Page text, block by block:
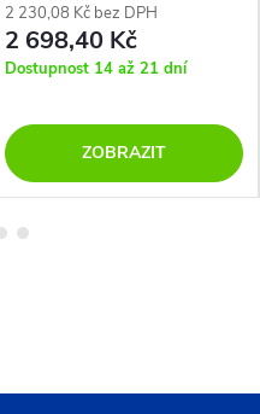
2 230,08 Kč bez DPH
2 698,40 Kč
Dostupnost 14 až 21 dní
ZOBRAZIT